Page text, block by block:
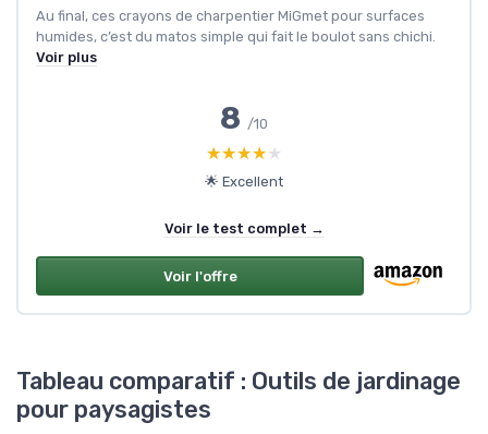
Au final, ces crayons de charpentier MiGmet pour surfaces
humides, c’est du matos simple qui fait le boulot sans chichi.
Voir plus
8 /10
★★★★★
★★★★★
🌟 Excellent
Voir le test complet →
Voir l'offre
Tableau comparatif : Outils de jardinage
pour paysagistes